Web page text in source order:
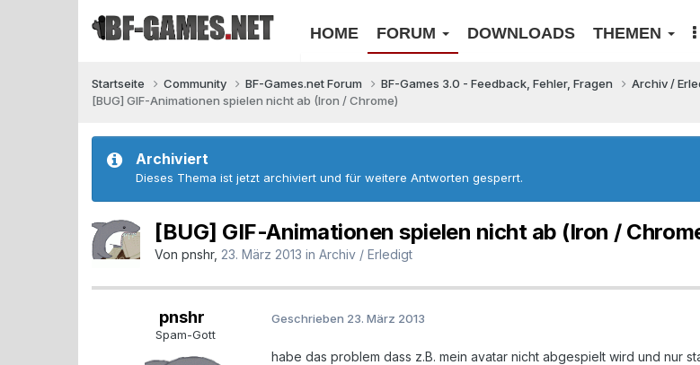
HOME FORUM DOWNLOADS THEMEN
Startseite Community BF-Games.net Forum BF-Games 3.0 - Feedback, Fehler, Fragen
Archiv /
[BUG] GIF-Animationen spielen nicht ab (Iron / Chrome)
Archiviert
Dieses Thema ist jetzt archiviert und für weitere Antworten gesperrt.
[BUG] GIF-Animationen spielen nicht ab (Iron /
Von pnshr, 23. März 2013 in Archiv / Erledigt
pnshr
Spam-Gott
Geschrieben 23. März 2013
habe das problem dass z.B. mein avatar nicht abgespielt wird und nur